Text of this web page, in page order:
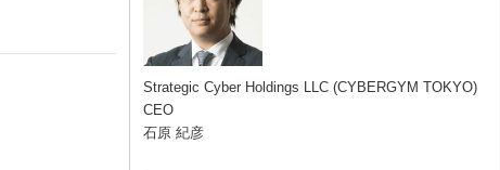
Strategic Cyber Holdings LLC (CYBERGYM TOKYO)
CEO
石原 紀彦